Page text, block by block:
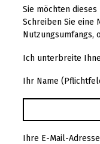
Sie möchten
Schreiben Sie eine
Nutzungsumfangs,
Ich unterbreite
Ihr Name
Ihre E-Mail-